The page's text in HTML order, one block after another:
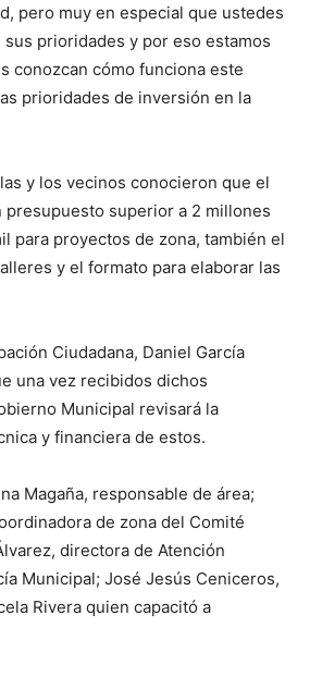
pero muy en especial que ustedes
prioridades y por eso estamos
conozcan cómo funciona este
prioridades de inversión en la
y los vecinos conocieron que el
presupuesto superior a 2 millones
para proyectos de zona, también el
y el formato para elaborar las
Ciudadana, Daniel García
una vez recibidos dichos
Municipal revisará la
y financiera de estos.
Magaña, responsable de área;
de zona del Comité
directora de Atención
Municipal; José Jesús Ceniceros,
Rivera quien capacitó a